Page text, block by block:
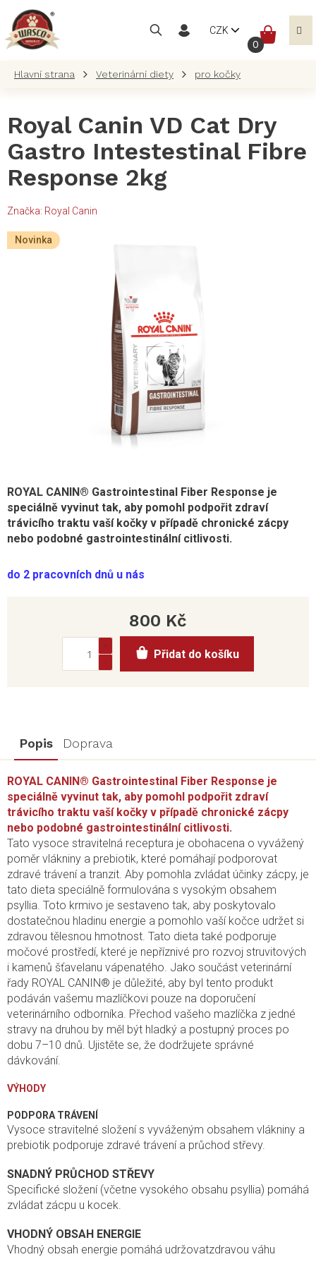
obsah
CZK
Veterinární diety pro kočky
Royal Canin VD Cat Dry
Gastro Intestestinal Fibre
Response 2kg
Značka: Royal Canin
Novinka
do 2 pracovních dnů u nás
ROYAL CANIN® Gastrointestinal Fiber Response je
speciálně vyvinut tak, aby pomohl podpořit zdraví
trávicího traktu vaší kočky v případě chronické zácpy
nebo podobné gastrointestinální citlivosti.
800 Kč
cena:
Přidat do košíku
Popis Doprava
ROYAL CANIN® Gastrointestinal Fiber Response je
speciálně vyvinut tak, aby pomohl podpořit zdraví
trávicího traktu vaší kočky v případě chronické zácpy
nebo podobné gastrointestinální citlivosti.
Tato vysoce stravitelná receptura je obohacena o vyvážený
poměr vlákniny a prebiotik, které pomáhají podporovat
zdravé trávení a tranzit. Aby pomohla zvládat účinky zácpy, je
tato dieta speciálně formulována s vysokým obsahem
psyllia. Toto krmivo je sestaveno tak, aby poskytovalo
dostatečnou hladinu energie a pomohlo vaší kočce udržet si
zdravou tělesnou hmotnost. Tato dieta také podporuje
močové prostředí, které je nepříznivé pro rozvoj struvitových
i kamenů šťavelanu vápenatého. Jako součást veterinární
řady ROYAL CANIN® je důležité, aby byl tento produkt
podáván vašemu mazlíčkovi pouze na doporučení
veterinárního odborníka. Přechod vašeho mazlíčka z jedné
stravy na druhou by měl být hladký a postupný proces po
dobu 7–10 dnů. Ujistěte se, že dodržujete správné
dávkování.
VÝHODY
PODPORA TRÁVENÍ
Vysoce stravitelné složení s vyváženým obsahem vlákniny a
prebiotik podporuje zdravé trávení a průchod střevy.
SNADNÝ PRŮCHOD STŘEVY
Specifické složení (včetne vysokého obsahu psyllia) pomáhá
zvládat zácpu u kocek.
VHODNÝ OBSAH ENERGIE
Vhodný obsah energie pomáhá udržovatzdravou váhu